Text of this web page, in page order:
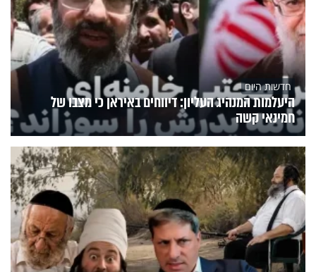
חדשות היום
היעלמות המנהיג העליון: דיווחים באיראן כי מצבו של
חמינאי קשה